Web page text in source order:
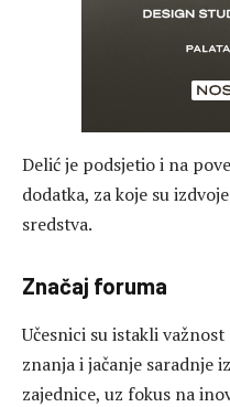
Delić je podsjetio i na
dodatka, za koje su
sredstva.
Značaj foruma
Učesnici su istakli
znanja i jačanje saradnje
zajednice, uz fokus na